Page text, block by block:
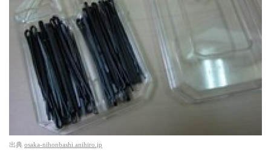
出典 osaka-nihonbashi.anihiro.jp